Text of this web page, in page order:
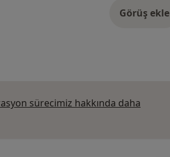
Görüş ekle
sürecimiz hakkında daha